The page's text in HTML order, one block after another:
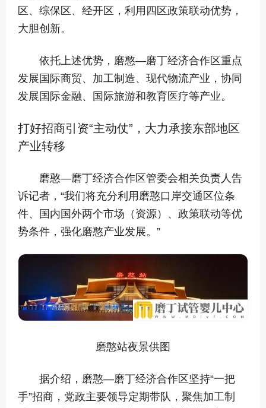
区、综保区、经开区，利用四区政策联动优势，
大胆创新。
依托上述优势，磨憨—磨丁经济合作区重点
发展国际商贸、加工制造、现代物流产业，协同
发展国际金融、国际旅游和教育医疗等产业。
打好招商引资“主动仗”，大力承接东部地区
产业转移
磨憨—磨丁经济合作区管委会相关负责人告
诉记者，“我们将充分利用磨憨口岸交通区位条
件、国内国外两个市场（资源）、政策联动等优
势条件，强化磨憨产业发展。”
磨憨站夜景供图
据介绍，磨憨—磨丁经济合作区坚持“一把
手”招商，党政主要领导定期带队，聚焦加工制